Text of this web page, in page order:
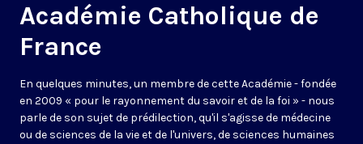
Académie Catholique de
France
En quelques minutes, un membre de cette Académie - fondée
en 2009 « pour le rayonnement du savoir et de la foi » - nous
parle de son sujet de prédilection, qu'il s'agisse de médecine
ou de sciences de la vie et de l'univers, de sciences humaines